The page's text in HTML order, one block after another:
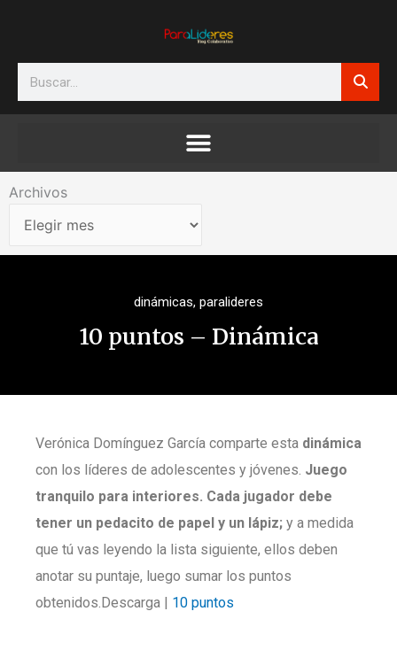
Search
Archivos
Archivos
dinámicas, paralideres
10 puntos – Dinámica
Verónica Domínguez García comparte esta dinámica
con los líderes de adolescentes y jóvenes. Juego
tranquilo para interiores. Cada jugador debe
tener un pedacito de papel y un lápiz; y a medida
que tú vas leyendo la lista siguiente, ellos deben
anotar su puntaje, luego sumar los puntos
obtenidos.Descarga | 10 puntos